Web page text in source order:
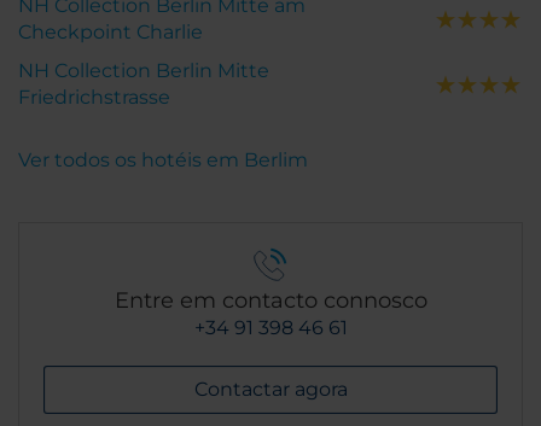
NH Collection Berlin Mitte am
Checkpoint Charlie
NH Collection Berlin Mitte
Friedrichstrasse
Ver todos os hotéis em Berlim
Entre em contacto connosco
+34 91 398 46 61
Contactar agora